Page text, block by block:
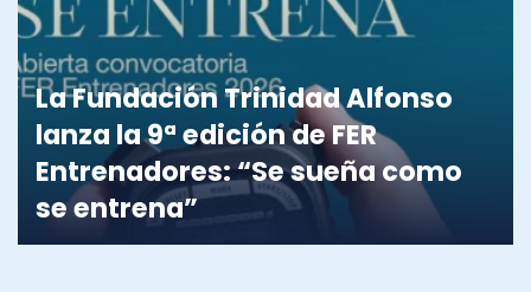
La Fundación Trinidad Alfonso
lanza la 9ª edición de FER
Entrenadores: “Se sueña como
se entrena”